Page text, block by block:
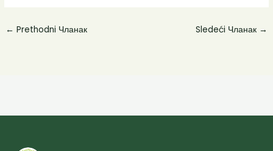
← Prethodni Чланак Sledeći Чланак →